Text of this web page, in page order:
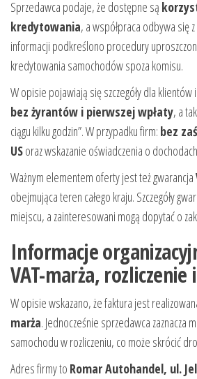
Sprzedawca podaje, że dostępne są
kredytowania, a współpraca odbywa się z
informacji podkreślono procedury
kredytowania samochodów spoza komisu.
W opisie pojawiają się szczegóły dla klientów
bez żyrantów i pierwszej wpłaty, a
ciągu kilku godzin”. W przypadku firm: bez
USoraz wskazanie oświadczenia o
Ważnym elementem oferty jest też gwarancja
obejmująca teren całego kraju. Szczegóły
miejscu, a zainteresowani mogą dopytać o
Informacje
VAT-marża,
W opisie wskazano, że faktura jest
marża. Jednocześnie sprzedawca zaznacza
samochodu w rozliczeniu, co może skrócić
Adres firmy to Romar Autohandel, ul.